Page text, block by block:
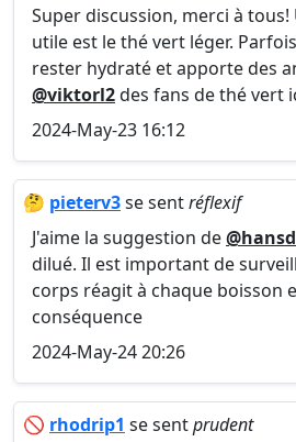
Super discussion, merci à
utile est le thé vert léger.
rester hydraté et apporte des
@viktorl2des fans de thé vert
2024-May-23 16:12
🤔 pieterv3se sentréflexif
J'aime la suggestion de
dilué. Il est important de
corps réagit à chaque boisson
conséquence
2024-May-24 20:26
🚫 rhodrip1 se sentprudent